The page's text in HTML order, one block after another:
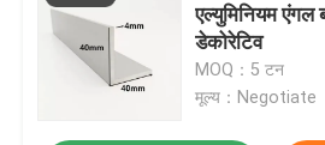
एल्युमिनियम एंगल
डेकोरेटिव
MOQ：5 टन
मूल्य：Negotiate